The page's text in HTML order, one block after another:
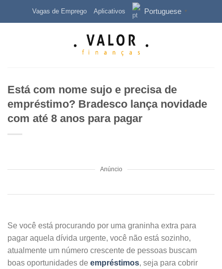
Vagas de Emprego Aplicativos Portuguese ▼
Está com nome sujo e precisa de
empréstimo? Bradesco lança novidade
com até 8 anos para pagar
Anúncio
Se você está procurando por uma graninha extra para
pagar aquela dívida urgente, você não está sozinho,
atualmente um número crescente de pessoas buscam
boas oportunidades de empréstimos, seja para cobrir